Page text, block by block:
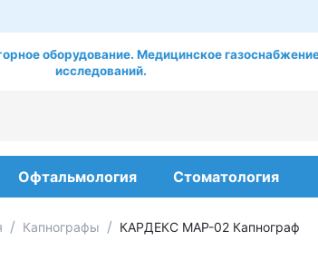
оборудование. Медицинское
исследований.
Офтальмология Стоматология
/ Капнографы / КАРДЕКС МАР-02 Капнограф